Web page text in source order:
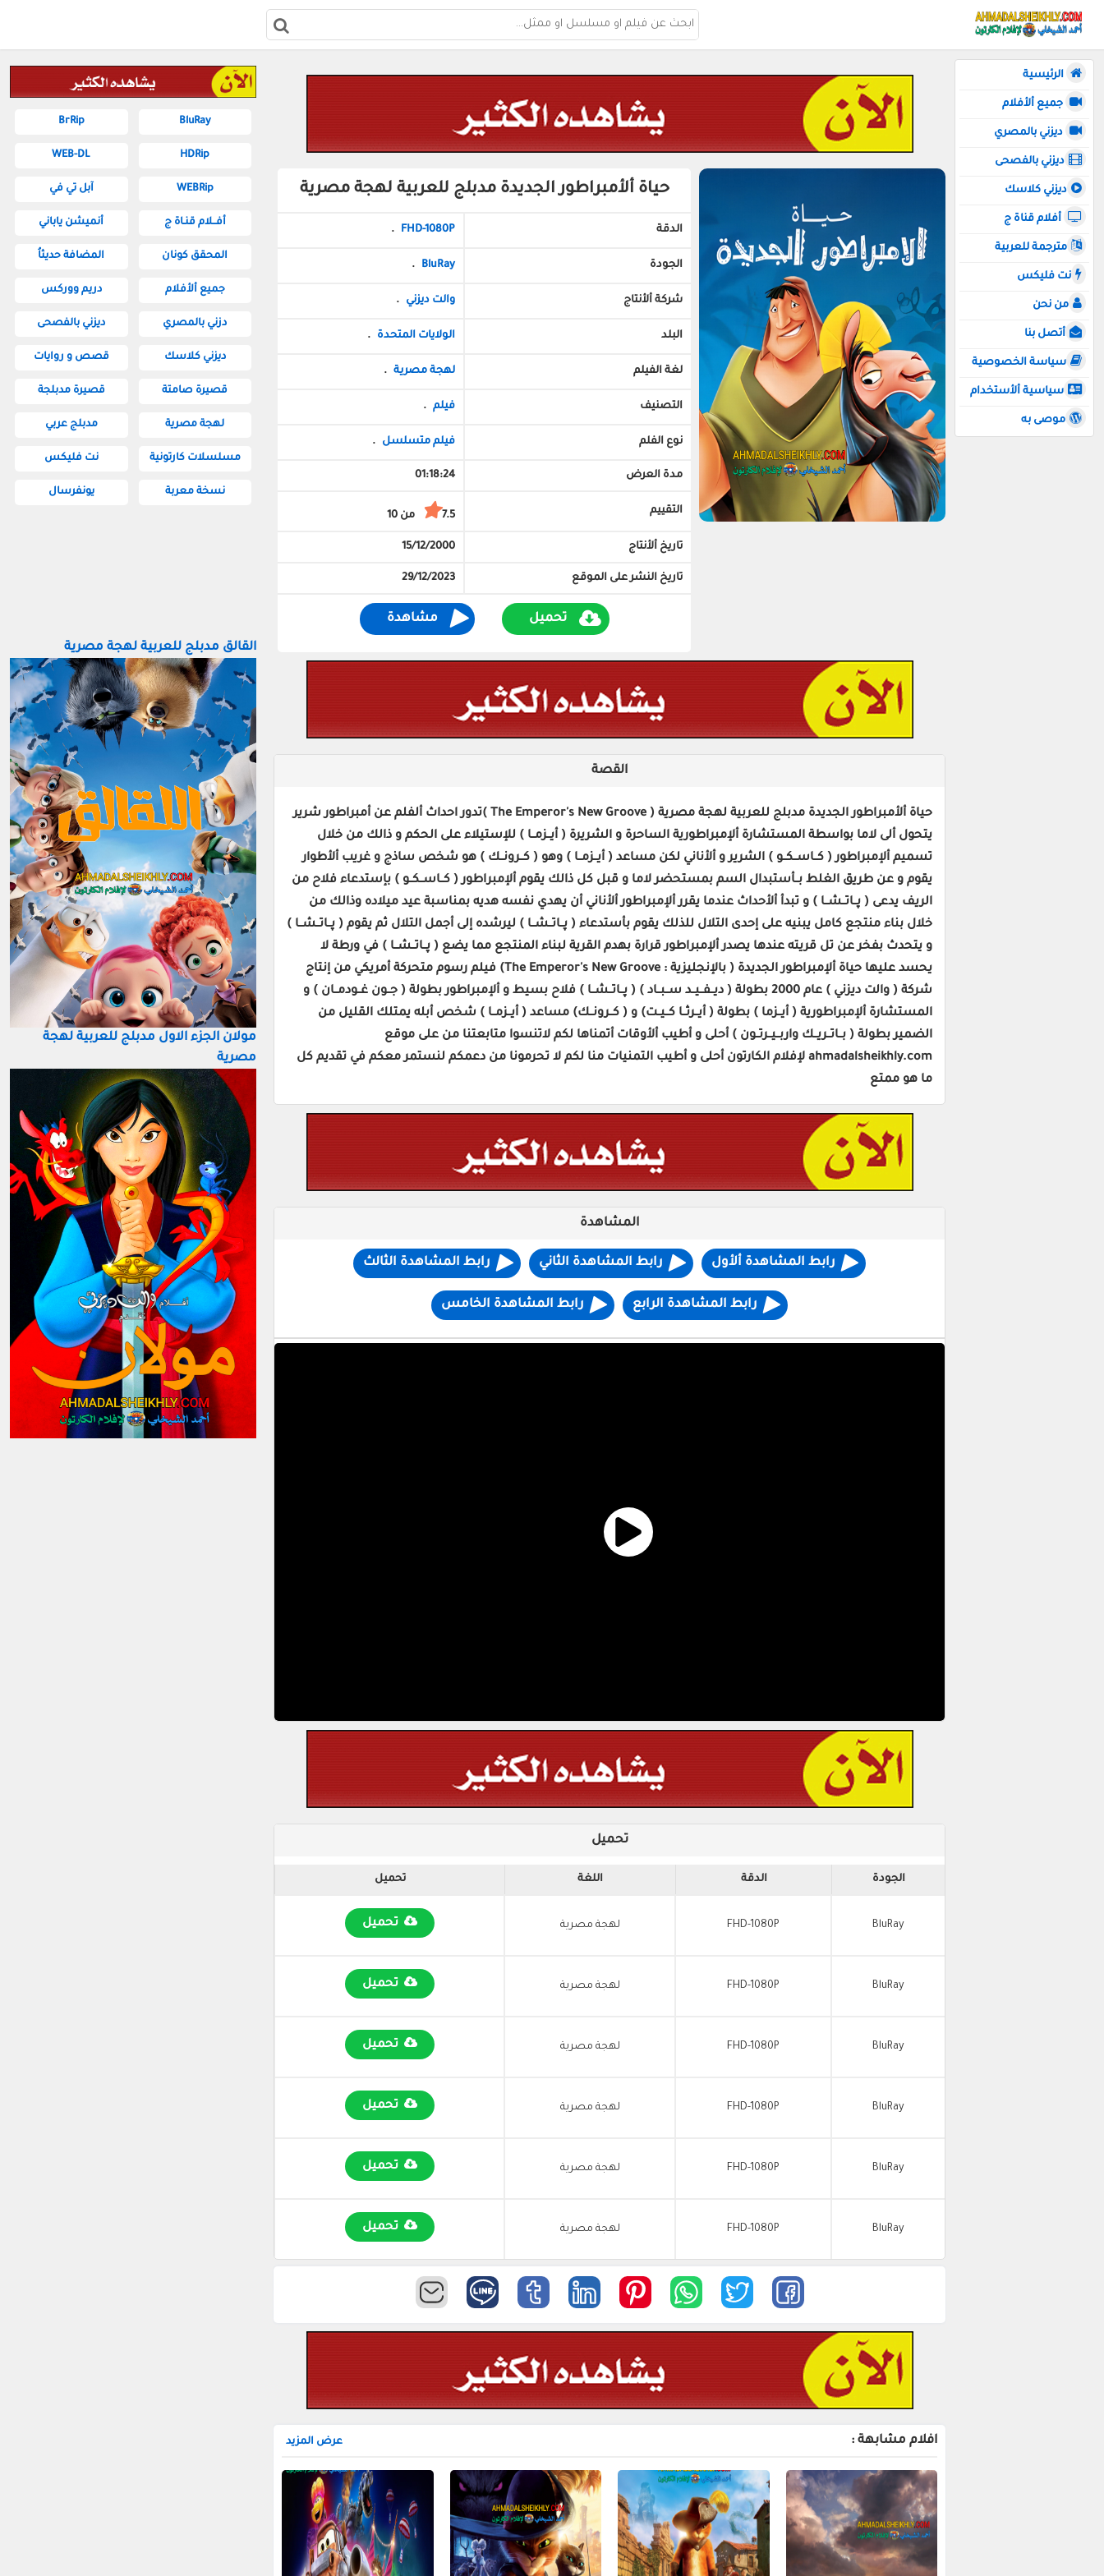
الرئيسية
جميع ألأفلام
ديزني بالمصري
ديزني بالفصحى
ديزني كلاسك
أفلام قناة ج
مترجمة للعربية
نت فليكس
من نحن
أتصل بنا
سياسة الخصوصية
سياسية ألأستخدام
موصى به
حياة ألأمبراطور الجديدة مدبلج للعربية لهجة مصرية
الدقة FHD-1080P
.
الجودة BluRay
.
شركة ألأنتاج والت ديزني .
البلد الولايات المتحدة .
لغة الفيلم لهجة مصرية .
التصنيف فيلم .
نوع الفلم فيلم متسلسل .
مدة العرض 01:18:24
التقييم 7.5 من 10
تاريخ ألأنتاج 15/12/2000
تاريخ النشر على الموقع 29/12/2023
تحميل مشاهدة
القصة
حياة ألأمبراطور الجديدة مدبلج للعربية لهجة مصرية ( The Emperor's New Groove )تدور احداث ألفلم عن أمبراطور شرير
يتحول ألى لاما بواسطة المستشارة ألإمبراطورية الساحرة و الشريرة ( أيــزمــا ) للإستيلاء على الحكم و ذالك من خلال
تسميم ألإمبراطور ( كــاســكــو ) الشرير و ألأناني لكن مساعد ( أيــزمــا ) وهو ( كــرونــك ) هو شخص ساذج و غريب ألأطوار
يقوم و عن طريق الغلط بــأستبدال السم بمستحضر لاما و قبل كل ذالك يقوم ألإمبراطور ( كــاســكــو ) بإستدعاء فلاح من
الريف يدعى ( پــاتــشــا ) و تبدأ ألأحداث عندما يقرر ألإمبراطور ألأناني أن يهدي نفسه هديه بمناسبة عيد ميلاده وذالك من
خلال بناء منتجع كامل يبنيه على إحدى التلال للذلك يقوم بأستدعاء ( پــاتــشــا ) ليرشده إلى أجمل التلال ثم يقوم ( پــاتــشــا )
و يتحدث بفخر عن تل قريته عندها يصدر ألإمبراطور قرارة بهدم القرية لبناء المنتجع مما يضع ( پــاتــشــا ) في ورطة لا
يحسد عليها حياة ألإمبراطور الجديدة ( بالإنجليزية : The Emperor's New Groove) فيلم رسوم متحركة أمريكي من إنتاج
شركة ( والت ديزني ) عام 2000 بطولة ( ديــفــيــد ســبــاد ) ( پــاتــشــا ) فلاح بسيط و ألإمبراطور بطولة ( جــون غــودمــان ) و
المستشارة ألإمبراطورية ( أيــزما ) بطولة ( أيــرثــا كــيــت) و ( كــرونــك) مساعد ( أيــزمــا ) شخص أبله يمتلك القليل من
الضمير بطولة ( بــاتــريــك واربــيــرتــون ) أحلى و أطيب ألأوقات أتمناها لكم لاتنسوا متابعتنا من على موقع
ahmadalsheikhly.com لإفلام الكارتون أحلى و أطيب التمنيات منا لكم لا تحرمونا من دعمكم لنستمر معكم في تقديم كل
ما هو ممتع
المشاهدة
رابط المشاهدة ألأول رابط المشاهدة الثاني رابط المشاهدة الثالث
رابط المشاهدة الرابع رابط المشاهدة الخامس
تحميل
الجودة الدقة اللغة تحميل
BluRay
FHD-1080P لهجة مصرية تحميل
BluRay
FHD-1080P لهجة مصرية تحميل
BluRay
FHD-1080P لهجة مصرية تحميل
BluRay
FHD-1080P لهجة مصرية تحميل
BluRay
FHD-1080P لهجة مصرية تحميل
BluRay
FHD-1080P لهجة مصرية تحميل
عرض المزيد افلام مشابهة :
BluRay
BrRip
HDRip
WEB-DL
WEBRip آبل تي في
أفــلام قنـاة ج أنميشن ياباني
المحقق كونان المضافة حديثاُ
جميع ألأفلام دريم ووركس
دزني بالمصري ديزني بالفصحى
ديزني كلاسك قصص و روايات
قصيرة صامتة قصيرة مدبلجة
لهجة مصرية مدبلج عربي
مسلسلات كارتونية نت فليكس
نسخة معربة يونفرسال
القالق مدبلج للعربية لهجة مصرية
مولان الجزء الاول مدبلج للعربية لهجة
مصرية